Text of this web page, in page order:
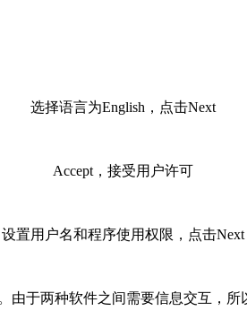
选择语言为English，点击Next
Accept，接受用户许可
设置用户名和程序使用权限，点击Next
于两种软件之间需要信息交互，所